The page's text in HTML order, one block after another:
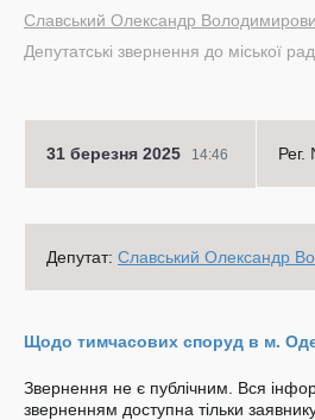
Славський Олександр
Депутатські звернення до міської
31 березня 2025 14:46
Депутат: Славський Олександр
Щодо тимчасових споруд в м.
Звернення не є публічним. Вся
зверненням доступна тільки